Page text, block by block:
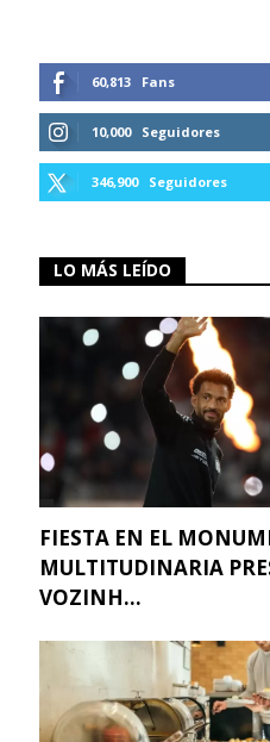
60,813 Fans
10,000 Seguidores
346,900 Seguidores
LO MÁS LEÍDO
FIESTA EN EL
MULTITUDINARIA
VOZINH...